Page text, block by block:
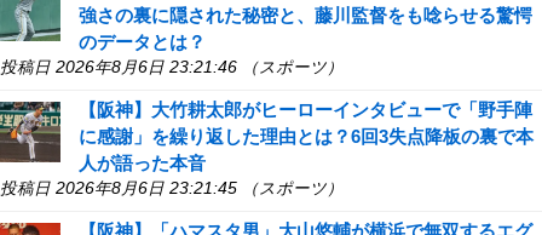
強さの裏に隠された秘密と、藤川監督をも唸らせる驚愕
のデータとは？
投稿日 2026年8月6日 23:21:46 （スポーツ）
【阪神】大竹耕太郎がヒーローインタビューで「野手陣
に感謝」を繰り返した理由とは？6回3失点降板の裏で本
人が語った本音
投稿日 2026年8月6日 23:21:45 （スポーツ）
【阪神】「ハマスタ男」大山悠輔が横浜で無双するエグ